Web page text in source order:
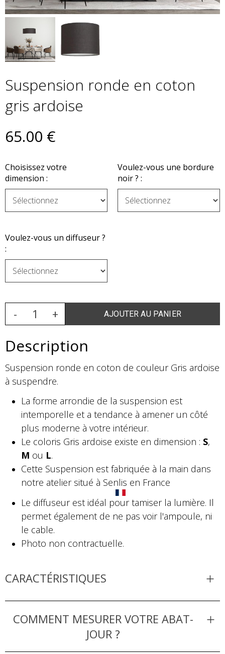
Suspension ronde en coton
gris ardoise
65.00 €
Choisissez votre
dimension :
Voulez-vous une bordure
noir ? :
Voulez-vous un diffuseur ?
:
Description
Suspension ronde en coton de couleur Gris ardoise
à suspendre.
La forme arrondie de la suspension est
intemporelle et a tendance à amener un côté
plus moderne à votre intérieur.
Le coloris Gris ardoise existe en dimension : S,
M ou L.
Cette Suspension est fabriquée à la main dans
notre atelier situé à Senlis en France
Le diffuseur est idéal pour tamiser la lumière. Il
permet également de ne pas voir l'ampoule, ni
le cable.
Photo non contractuelle.
CARACTÉRISTIQUES
COMMENT MESURER VOTRE ABAT-
JOUR ?